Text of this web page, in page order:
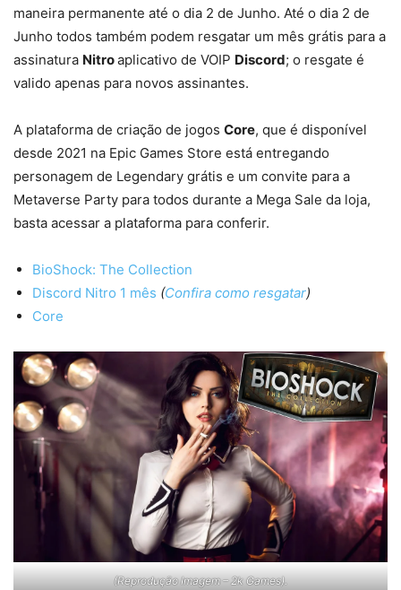
maneira permanente até o dia 2 de Junho. Até o dia 2 de
Junho todos também podem resgatar um mês grátis para a
assinatura Nitroaplicativo de VOIP Discord; o resgate é
valido apenas para novos assinantes.
A plataforma de criação de jogos Core, que é disponível
desde 2021 na Epic Games Store está entregando
personagem de Legendary grátis e um convite para a
Metaverse Party para todos durante a Mega Sale da loja,
basta acessar a plataforma para conferir.
BioShock: The Collection
Discord Nitro 1 mês (Confira como resgatar)
Core
(Reprodução Imagem – 2k Games).